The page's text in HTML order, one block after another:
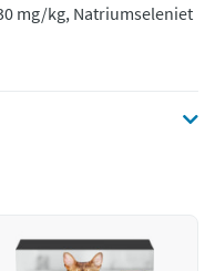
mg/kg, Natriumseleniet